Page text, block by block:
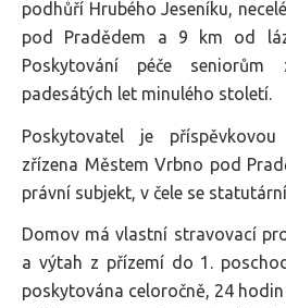
podhůří Hrubého Jeseníku,
pod Pradědem a 9 km od
Poskytování péče
padesátých let minulého století.
Poskytovatel je
zřízena Městem Vrbno pod
právní subjekt, v čele se
Domov má vlastní stravovací
a výtah z přízemí do 1.
poskytována celoročně, 24 hodin